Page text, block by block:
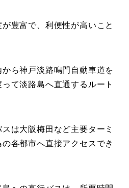
豊富で、利便性が高いこと
ら神戸淡路鳴門自動車道を
て淡路島へ直通するルート
は大阪梅田など主要ターミ
各都市へ直接アクセスでき